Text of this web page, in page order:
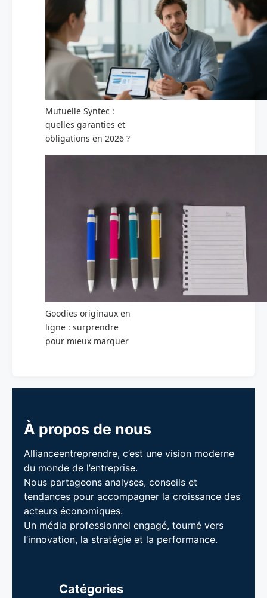
Mutuelle Syntec :
quelles garanties et
obligations en 2026 ?
Goodies originaux en
ligne : surprendre
pour mieux marquer
À propos de nous
Allianceentreprendre, c’est une vision moderne
du monde de l’entreprise.
Nous partageons analyses, conseils et
tendances pour accompagner la croissance des
acteurs économiques.
Un média professionnel engagé, tourné vers
l’innovation, la stratégie et la performance.
Catégories